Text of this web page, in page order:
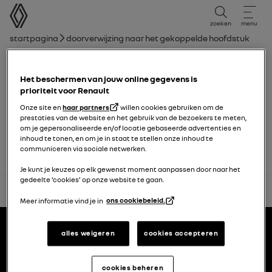
Gebruikershandleiding
zoeken menu
broodkruimelnavigatie
Startpagina Doorverwijzing naar het gekoppelde hoofdstuk
Ruitenwissers
Ruitenwisserbladen: vervanging
gebruikershandleidingen
Het beschermen van jouw online gegevens is
prioriteit voor Renault
Onze site enhaar partners
willen cookies gebruiken om de
prestaties van de website en het gebruik van de bezoekers te meten,
om je gepersonaliseerde en/of locatie gebaseerde advertenties en
inhoud te tonen, en om je in staat te stellen onze inhoud te
communiceren via sociale netwerken.
Je kunt je keuzes op elk gewenst moment aanpassen door naar het
gedeelte ‘cookies’ op onze website te gaan.
Meer informatie vind je in ons cookiebeleid.
alles weigeren cookies accepteren
cookies beheren